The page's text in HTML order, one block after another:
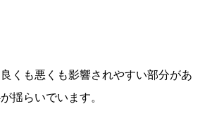
くも悪くも影響されやすい部分があ
揺らいでいます。